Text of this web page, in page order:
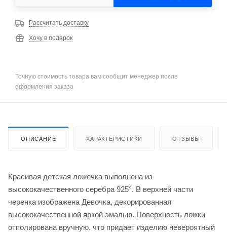
Рассчитать доставку
Хочу в подарок
Точную стоимость товара вам сообщит менеджер после
оформления заказа
ОПИСАНИЕ ХАРАКТЕРИСТИКИ ОТЗЫВЫ
Красивая детская ложечка выполнена из
высококачественного серебра 925ׄ°. В верхней части
черенка изображена Девочка, декорированная
высококачественной яркой эмалью. Поверхность ложки
отполирована вручную, что придает изделию невероятный